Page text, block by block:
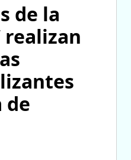
de la
realizan
de